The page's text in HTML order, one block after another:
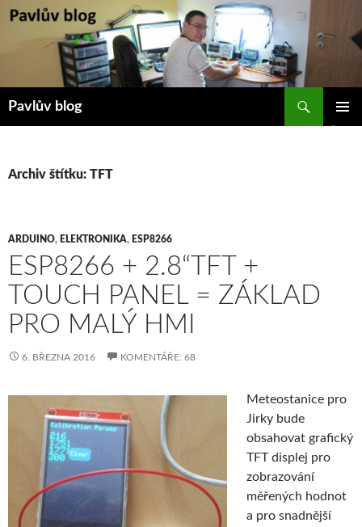
Přejít
Pavlův blog
Archiv štítku: TFT
ARDUINO, ELEKTRONIKA, ESP8266
ESP8266 + 2.8“TFT +
TOUCH PANEL = ZÁKLAD
PRO MALÝ HMI
6. BŘEZNA 2016 KOMENTÁŘE: 68
Meteostanice pro
Jirky bude
obsahovat grafický
TFT displej pro
zobrazování
měřených hodnot
a pro snadnější